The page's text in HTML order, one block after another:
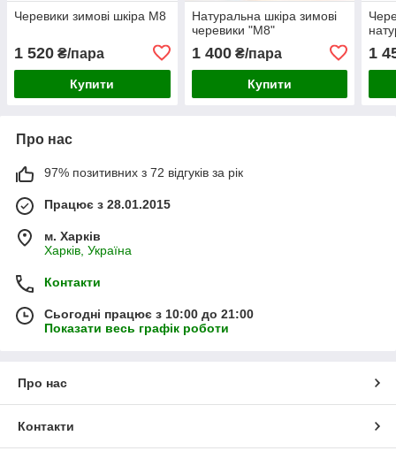
Черевики зимові шкіра М8
1 520 ₴/пара
Купити
Натуральна шкіра зимові
черевики "М8"
1 400₴/пара
Купити
1
Про нас
97% позитивних з 72 відгуків за рік
Працює з 28.01.2015
м. Харків
Харків, Україна
Контакти
Сьогодні працює з 10:00 до 21:00
Показати весь графік роботи
Про нас
Контакти